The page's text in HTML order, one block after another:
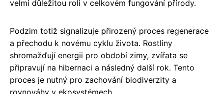
velmi důležitou roli v celkovém fungování přírody.
Podzim totiž signalizuje přirozený proces regenerace
a přechodu k novému cyklu života. Rostliny
shromažďují energii pro období zimy, zvířata se
připravují na hibernaci a následný další rok. Tento
proces je nutný pro zachování biodiverzity a
rovnováhy v ekosystémech.